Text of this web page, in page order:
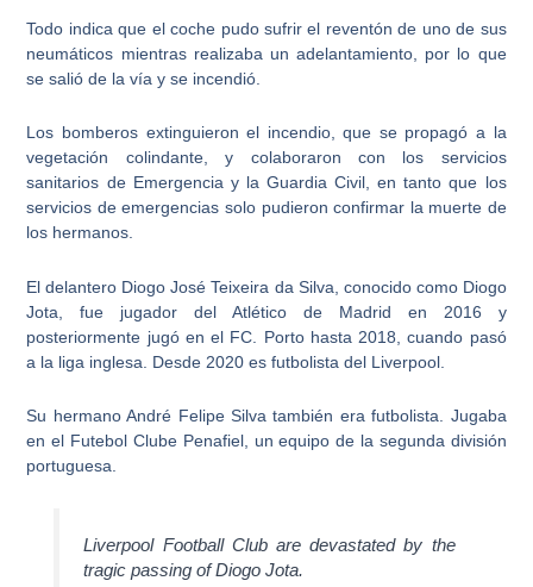
Todo indica que el coche pudo sufrir el reventón de uno de sus
neumáticos mientras realizaba un adelantamiento, por lo que
se salió de la vía y se incendió.
Los bomberos extinguieron el incendio, que se propagó a la
vegetación colindante, y colaboraron con los servicios
sanitarios de Emergencia y la Guardia Civil, en tanto que los
servicios de emergencias solo pudieron confirmar la muerte de
los hermanos.
El delantero Diogo José Teixeira da Silva, conocido como Diogo
Jota , fue jugador del Atlético de Madrid en 2016 y
posteriormente jugó en el FC. Porto hasta 2018, cuando pasó
a la liga inglesa. Desde 2020 es futbolista del Liverpool.
Su hermano André Felipe Silva también era futbolista. Jugaba
en el Futebol Clube Penafiel, un equipo de la segunda división
portuguesa.
Liverpool Football Club are devastated by the
tragic passing of Diogo Jota.